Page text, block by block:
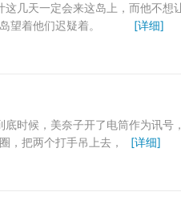
这岛上，而他不想让我
岛望着他们迟疑着。
[详细]
子开了电筒作为讯号，
，把两个打手吊上去，
[详细]